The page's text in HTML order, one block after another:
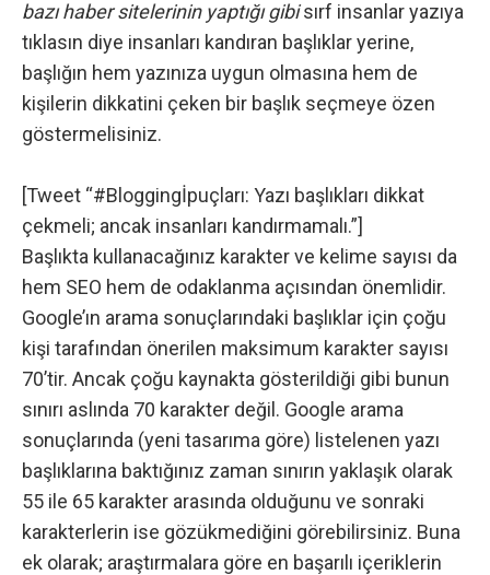
bazı haber sitelerinin yaptığı gibisırf insanlar yazıya
tıklasın diye insanları kandıran başlıklar yerine,
başlığın hem yazınıza uygun olmasına hem de
kişilerin dikkatini çeken bir başlık seçmeye özen
göstermelisiniz.
[Tweet “#Bloggingİpuçları: Yazı başlıkları dikkat
çekmeli; ancak insanları kandırmamalı.”]
Başlıkta kullanacağınız karakter ve kelime sayısı da
hem SEO hem de odaklanma açısından önemlidir.
Google’ın arama sonuçlarındaki başlıklar için çoğu
kişi tarafından önerilen maksimum karakter sayısı
70’tir. Ancak çoğu kaynakta gösterildiği gibi bunun
sınırı aslında 70 karakter değil. Google arama
sonuçlarında (yeni tasarıma göre) listelenen yazı
başlıklarına baktığınız zaman sınırın yaklaşık olarak
55 ile 65 karakter arasında olduğunu ve sonraki
karakterlerin ise gözükmediğini görebilirsiniz. Buna
ek olarak; araştırmalara göre en başarılı içeriklerin